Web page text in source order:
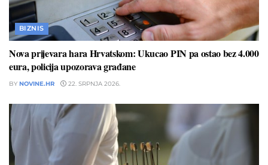
BIZNIS
Nova prijevara hara Hrvatskom: Ukucao PIN pa ostao bez 4.000
eura, policija upozorava građane
BY NOVINE.HR 22. SRPNJA 2026.